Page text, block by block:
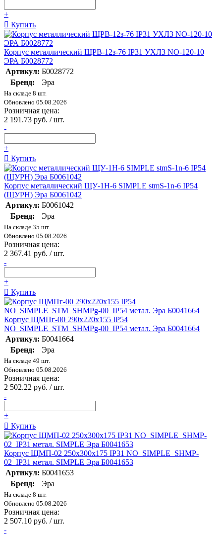
+
Купить
Корпус металлический ЩРВ-12з-76 IP31 УХЛ3 NO-120-10
ЭРА Б0028772
Артикул: Б0028772
Бренд:
Эра
На складе 8 шт.
Обновлено 05.08.2026
Розничная цена:
2 191.73 руб. / шт.
-
+
Купить
Корпус металлический ЩУ-1Н-6 SIMPLE stmS-1n-6 IP54
(ЩУРН) Эра Б0061042
Артикул: Б0061042
Бренд:
Эра
На складе 35 шт.
Обновлено 05.08.2026
Розничная цена:
2 367.41 руб. / шт.
-
+
Купить
Корпус ЩМПг-00 290х220х155 IP54
NO_SIMPLE_STM_SHMPg-00_IP54 метал. Эра Б0041664
Артикул: Б0041664
Бренд:
Эра
На складе 49 шт.
Обновлено 05.08.2026
Розничная цена:
2 502.22 руб. / шт.
-
+
Купить
Корпус ЩМП-02 250х300х175 IP31 NO_SIMPLE_SHMP-
02_IP31 метал. SIMPLE Эра Б0041653
Артикул: Б0041653
Бренд:
Эра
На складе 8 шт.
Обновлено 05.08.2026
Розничная цена:
2 507.10 руб. / шт.
-